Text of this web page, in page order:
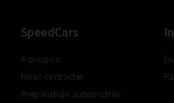
SpeedCars
A propos
Nous contacter
Préparation automobile